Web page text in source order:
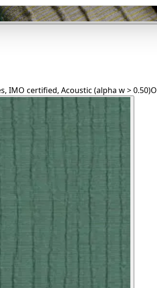
IMO certified, Acoustic (alpha w > 0.50)